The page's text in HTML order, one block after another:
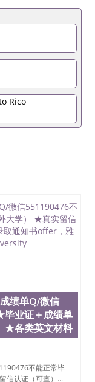
： 1、毕业证
,录取通知
，给父母及
福，
材料（申请学
。 注：上述
单，学校，
要求安排。 国
假的毕业证
居国外需要
/国企假的毕业
, 挂科拿不到
您是否因为
校挂科了不想
找工作没
551190476
上买文凭可靠
国外本
毕业证
551190476申
哪里
以修改成绩单
551190476
到国外毕业证
信551190476
找毕业证封皮
绩单Q/微信
业证＋成绩单
★各类英文材料
不能正常毕
信认证（可查）...